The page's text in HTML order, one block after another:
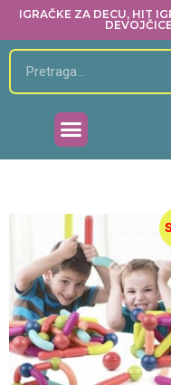
IGRAČKE ZA DECU, HIT